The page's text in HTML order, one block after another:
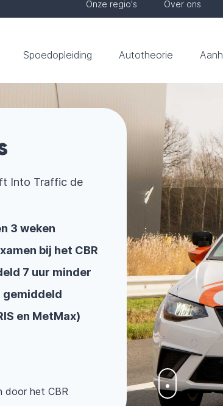
Onze regio's Over ons
Spoedopleiding Autotheorie
Into Traffic de
3 weken
bij het CBR
7 uur minder
gemiddeld
en MetMax)
door het CBR